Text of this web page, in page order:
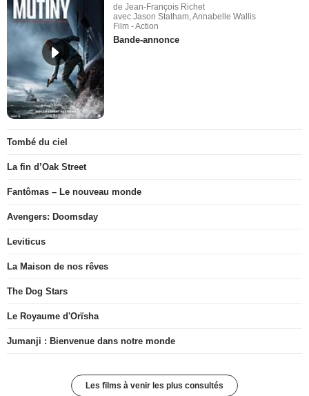
de Jean-François Richet
avec Jason Statham, Annabelle Wallis
Film - Action
Bande-annonce
Tombé du ciel
La fin d’Oak Street
Fantômas – Le nouveau monde
Avengers: Doomsday
Leviticus
La Maison de nos rêves
The Dog Stars
Le Royaume d'Orïsha
Jumanji : Bienvenue dans notre monde
Les films à venir les plus consultés